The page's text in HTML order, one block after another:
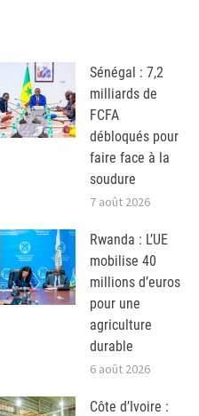
Sénégal : 7,2
milliards de
FCFA
débloqués pour
faire face à la
soudure
7 août 2026
Rwanda : L’UE
mobilise 40
millions d’euros
pour une
agriculture
durable
6 août 2026
Côte d’Ivoire :